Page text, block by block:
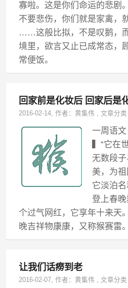
寡啦。这是你们命运的悲剧
不要悲伤，你们就是家禽，
……这般比拟，不是叹鹅，
境里，欲言又止已成常态，
常便饭。
回家前是化妆后 回家后是
2016-02-14, 作者：黄集伟 ,文章分
一周语
▍“它在
无数段
美，为祖
它淡泊
登上春
个过气网红，它享年十来天
晚吉祥物康康 ，又称猴赛雷
让我们话痨到老
2016-02-07, 作者：黄集伟 ,文章分